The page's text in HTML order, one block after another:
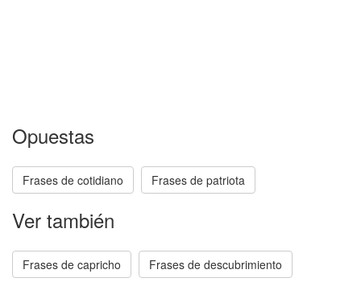
Opuestas
Frases de cotidiano Frases de patriota
Ver también
Frases de capricho Frases de descubrimiento